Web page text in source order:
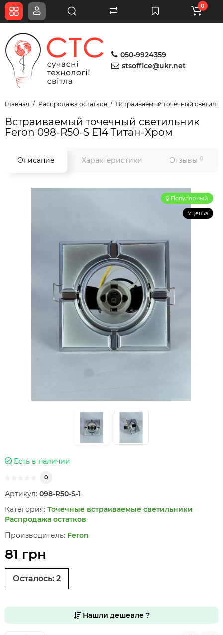
050-9924359
stsoffice@ukr.net
0
Главная Распродажа остатков Встраиваемый точечный
Встраиваемый точечный светильник
Feron 098-R50-S E14 Титан-Хром
Описание Характеристики Отзывы 0
Популярный
Уценка
Есть в наличии
0
Артикул: 098-R50-S-1
Категория: Точечные встраиваемые светильники
Распродажа остатков
Производитель: Feron
81 грн
Осталось: 2
Нашли дешевле ?